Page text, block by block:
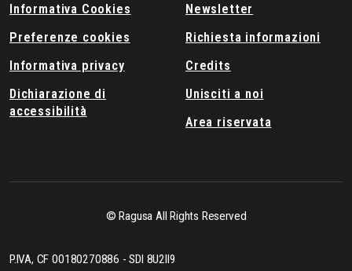
Informativa Cookies
Preferenze cookies
Informativa privacy
Dichiarazione di
accessibilità
Newsletter
Richiesta informazioni
Credits
Unisciti a noi
Area riservata
© Ragusa All Rights Reserved
P.IVA, CF 00180270886 - SDI 8U2II9